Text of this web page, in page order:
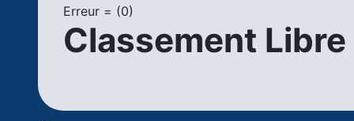
Erreur = (0)
Classement